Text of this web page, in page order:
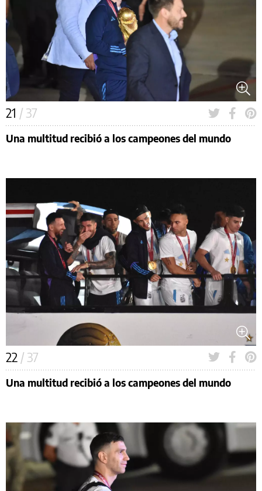
21 / 37
Una multitud recibió a los campeones del mundo
22 / 37
Una multitud recibió a los campeones del mundo